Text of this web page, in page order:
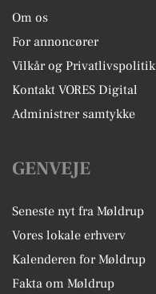
Om os
For annoncører
Vilkår og Privatlivspolitik
Kontakt VORES Digital
Administrer samtykke
GENVEJE
Seneste nyt fra Møldrup
Vores lokale erhverv
Kalenderen for Møldrup
Fakta om Møldrup